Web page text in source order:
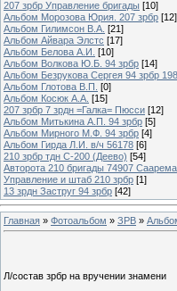
207 зрбр Управление бригады [10]
Альбом Морозова Юрия. 207 зрбр [12]
Альбом Гилимсон В.А. [21]
Альбом Айвара Элстс [17]
Альбом Белова А.И. [10]
Альбом Волкова Ю.Б. 94 зрбр [14]
Альбом Безрукова Сергея 94 зрбр
Альбом Глотова В.П. [0]
Альбом Косюк А.А. [15]
207 зрбр 7 зрдн =Галка= Пюсси [12]
Альбом Митькина А.П. 94 зрбр [5]
Альбом Мирного М.Ф. 94 зрбр [4]
Альбом Гирда Л.И. в/ч 56178 [6]
210 зрбр тдн С-200 (Деево) [54]
Авторота 210 бригады 74907
Управление и штаб 210 зрбр [1]
13 зрдн Заструг 94 зрбр [42]
Главная » Фотоальбом » ЗРВ »
Л/состав зрбр на вручении знамени